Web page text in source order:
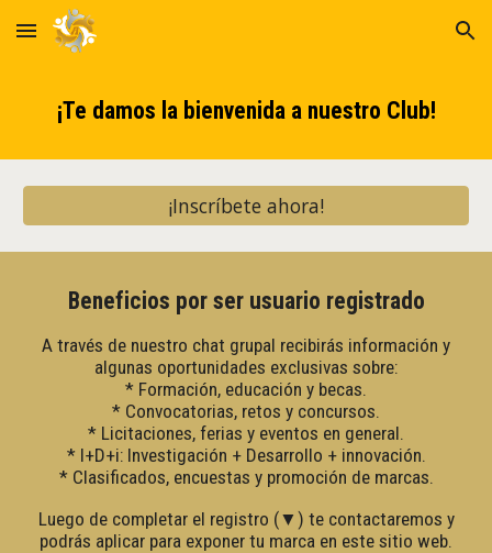
Skip to main content Skip to navigation
¡Te damos la bienvenida a nuestro Club!
¡Inscríbete ahora!
Beneficios por ser usuario registrado
A través de nuestro chat grupal recibirás información y
algunas oportunidades exclusivas sobre:
* Formación, educación y becas.
* Convocatorias, retos y concursos.
* Licitaciones, ferias y eventos en general.
* I+D+i: Investigación + Desarrollo + innovación.
* Clasificados, encuestas y promoción de marcas.
Luego de completar el registro (▼) te contactaremos y
podrás aplicar para exponer tu marca en este sitio web.